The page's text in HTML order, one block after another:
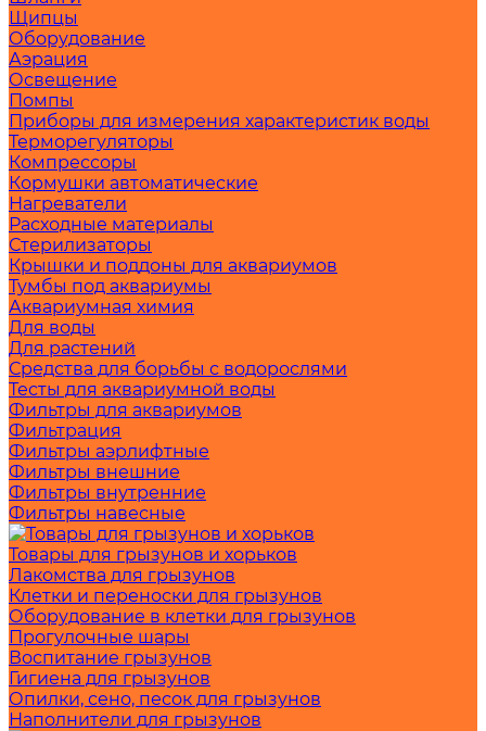
Щипцы
Оборудование
Аэрация
Освещение
Помпы
Приборы для измерения характеристик воды
Терморегуляторы
Компрессоры
Кормушки автоматические
Нагреватели
Расходные материалы
Стерилизаторы
Крышки и поддоны для аквариумов
Тумбы под аквариумы
Аквариумная химия
Для воды
Для растений
Средства для борьбы с водорослями
Тесты для аквариумной воды
Фильтры для аквариумов
Фильтрация
Фильтры аэрлифтные
Фильтры внешние
Фильтры внутренние
Фильтры навесные
Товары для грызунов и хорьков
Лакомства для грызунов
Клетки и переноски для грызунов
Оборудование в клетки для грызунов
Прогулочные шары
Воспитание грызунов
Гигиена для грызунов
Опилки, сено, песок для грызунов
Наполнители для грызунов